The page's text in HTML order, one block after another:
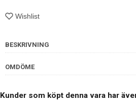
Wishlist
BESKRIVNING
OMDÖME
Kunder som köpt denna vara har